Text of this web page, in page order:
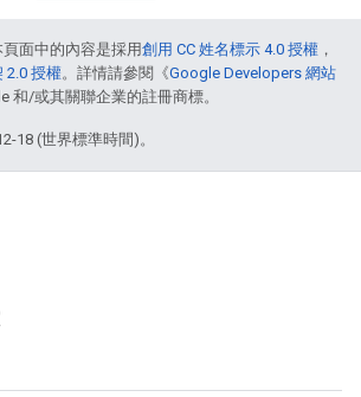
面中的內容是採用創用 CC 姓名標示 4.0 授權 ，
2.0 授權。詳情請參閱《Google Developers 網站
和/或其關聯企業的註冊商標。
18 (世界標準時間)。